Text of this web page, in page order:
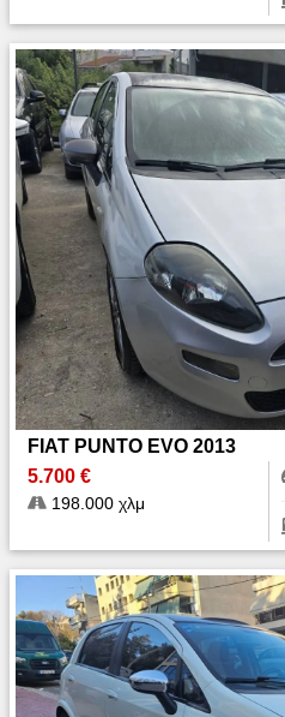
FIAT PUNTO EVO 2013
5.700 €
198.000 χλμ